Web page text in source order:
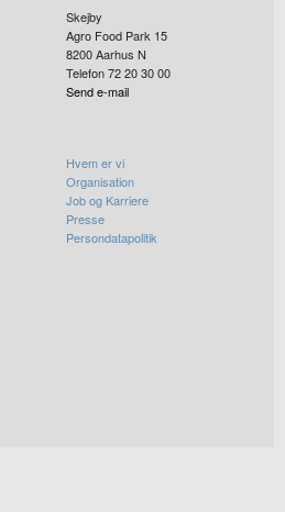
Skejby
Agro Food Park 15
8200Aarhus N
Telefon 72 20 30 00
Send e-mail
Hvem er vi
Organisation
Job og Karriere
Presse
Persondatapolitik